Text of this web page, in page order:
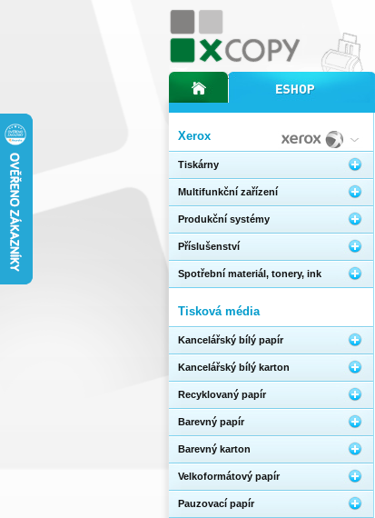
Xerox
Tiskárny
Multifunkční zařízení
Produkční systémy
Příslušenství
Spotřební materiál, tonery, ink
Tisková média
Kancelářský bílý papír
Kancelářský bílý karton
Recyklovaný papír
Barevný papír
Barevný karton
Velkoformátový papír
Pauzovací papír
úvodní stránka xcopyinternetový obchod xcopy